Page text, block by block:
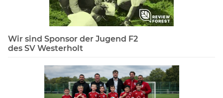
Wir sind Sponsor der Jugend F2
des SV Westerholt